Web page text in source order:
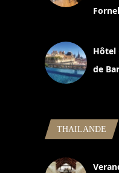
Hôtel
de
THAILANDE